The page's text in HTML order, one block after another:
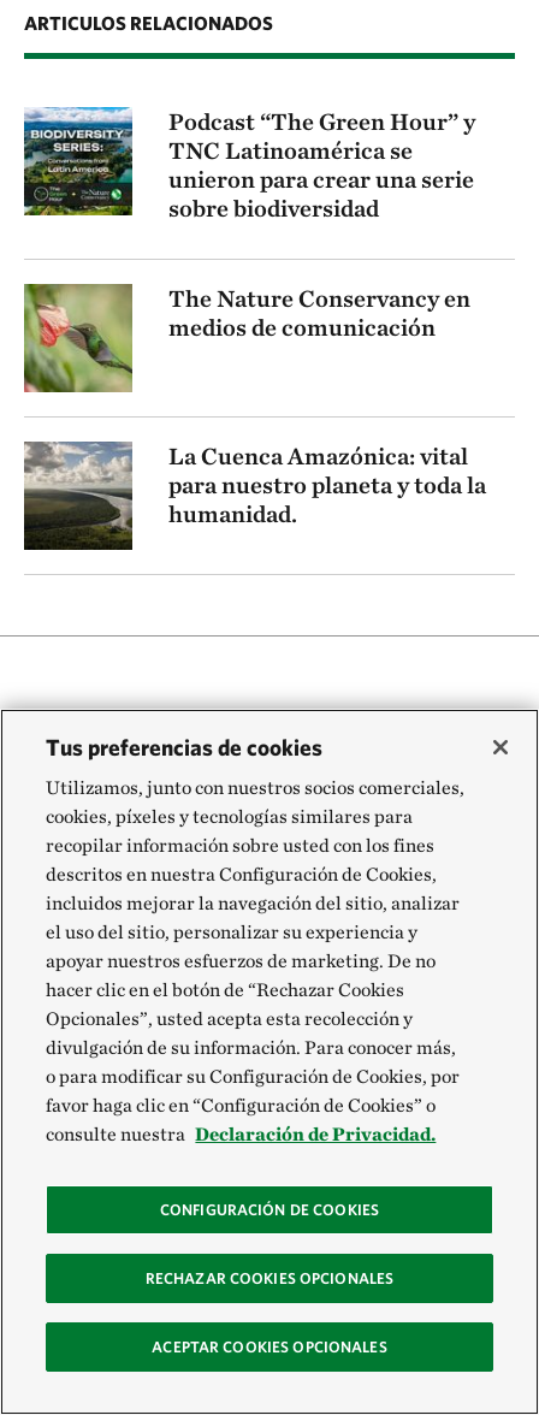
ARTICULOS RELACIONADOS
Podcast “The Green Hour” y
TNC Latinoamérica se
unieron para crear una serie
sobre biodiversidad
The Nature Conservancy en
medios de comunicación
La Cuenca Amazónica: vital
para nuestro planeta y toda la
humanidad.
Tus preferencias de cookies
Utilizamos, junto con nuestros socios comerciales,
cookies, píxeles y tecnologías similares para
recopilar información sobre usted con los fines
descritos en nuestra Configuración de Cookies,
incluidos mejorar la navegación del sitio, analizar
el uso del sitio, personalizar su experiencia y
apoyar nuestros esfuerzos de marketing. De no
hacer clic en el botón de “Rechazar Cookies
Opcionales”, usted acepta esta recolección y
divulgación de su información. Para conocer más,
o para modificar su Configuración de Cookies, por
favor haga clic en “Configuración de Cookies” o
consulte nuestra Declaración de Privacidad.
CONFIGURACIÓN DE COOKIES
RECHAZAR COOKIES OPCIONALES
ACEPTAR COOKIES OPCIONALES